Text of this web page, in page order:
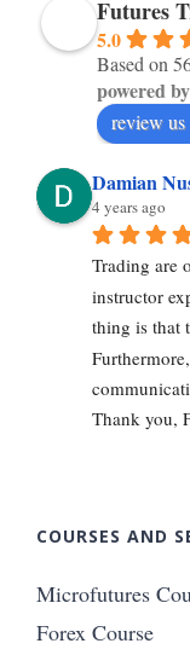
Futures
5.0
Based on
powered by
review us
Damian
4 years ago
Trading are
instructor
thing is that
Thank you,
COURSES AND
Microfutures
Forex Course